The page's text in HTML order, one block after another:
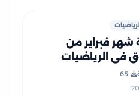
الرياضيات
شهر فبراير من
في الرياضيات
الابتدائي
65